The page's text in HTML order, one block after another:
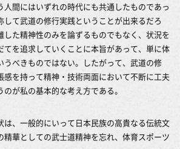
間にはいずれの時代にも共通したものであっ
して武道の修行実践ということが出来るだろ
した精神性のみを論ずるものでもなく、状況を
てを追求していくことに本旨があって、単に体
うべきものではない。したがって、武道の修
感を持って精神・技術両面において不断に工夫
が私の基本的な考え方である。
は、一般的にいって日本民族の高貴なる伝統文
精華としての武士道精神を忘れ、体育スポーツ